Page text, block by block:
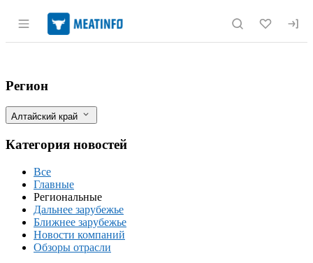
Раздел навигации по сайту
Алтайский край наращивает
Фильтры
Регион
Алтайский край
Категория новостей
Все
Главные
Региональные
Дальнее зарубежье
Ближнее зарубежье
Новости компаний
Обзоры отрасли